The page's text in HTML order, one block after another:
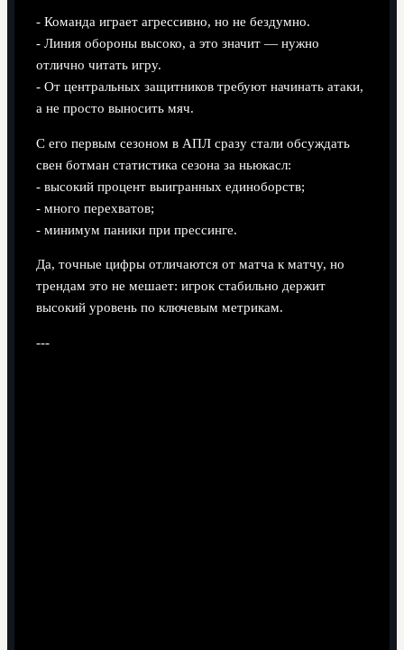
- Команда играет агрессивно, но не бездумно.
- Линия обороны высоко, а это значит — нужно
отлично читать игру.
- От центральных защитников требуют начинать атаки,
а не просто выносить мяч.
С его первым сезоном в АПЛ сразу стали обсуждать
свен ботман статистика сезона за ньюкасл:
- высокий процент выигранных единоборств;
- много перехватов;
- минимум паники при прессинге.
Да, точные цифры отличаются от матча к матчу, но
трендам это не мешает: игрок стабильно держит
высокий уровень по ключевым метрикам.
---